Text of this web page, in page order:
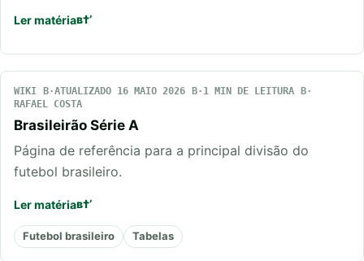
Ler matéria
WIKI ATUALIZADO 16 MAIO 2026
1 MIN DE LEITURA
RAFAEL COSTA
Brasileirão Série A
Página de referência para a principal divisão do
futebol brasileiro.
Ler matéria
Futebol brasileiro Tabelas